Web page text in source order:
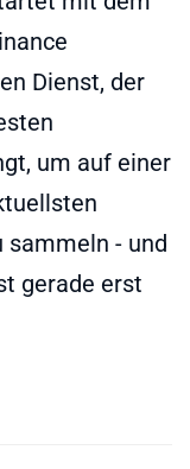
Dienst, der
um auf einer
sammeln - und
gerade erst